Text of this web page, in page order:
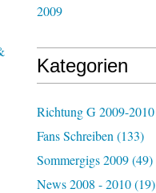
2009
Kategorien
Richtung G 2009-2010
Fans Schreiben (133)
Sommergigs 2009(49)
News 2008 - 2010(19)